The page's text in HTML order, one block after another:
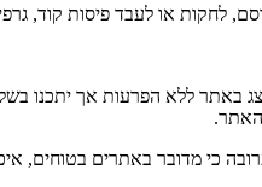
לחקות או לעבד פיסות קוד,
ללא הפרעות אך יתכנו בשל
ערובה כי מדובר באתרים